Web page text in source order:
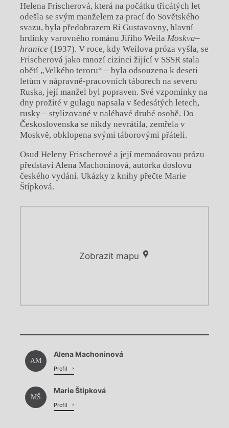
Helena Frischerová, která na počátku třicátých let
odešla se svým manželem za prací do Sovětského
svazu, byla předobrazem Ri Gustavovny, hlavní
hrdinky varovného románu Jiřího Weila Moskva–
hranice (1937). V roce, kdy Weilova próza vyšla, se
Frischerová jako mnozí cizinci žijící v SSSR stala
obětí „Velkého teroru“ – byla odsouzena k deseti
letům v nápravně-pracovních táborech na severu
Ruska, její manžel byl popraven. Své vzpomínky na
dny prožité v gulagu napsala v šedesátých letech,
rusky – stylizované v naléhavé druhé osobě. Do
Československa se nikdy nevrátila, zemřela v
Moskvě, obklopena svými táborovými přáteli.
Osud Heleny Frischerové a její memoárovou prózu
představí Alena Machoninová, autorka doslovu
českého vydání. Ukázky z knihy přečte Marie
Štípková.
Zobrazit mapu
Načítá se.
Chviličku.
Načítá se.
AM
Alena Machoninová
Profil
MŠ
Marie Štípková
Profil